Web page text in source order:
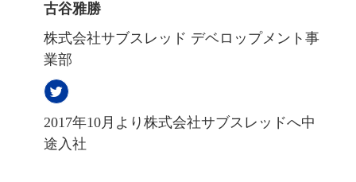
古谷雅勝
株式会社サブスレッド デベロップメント事
業部
2017年10月より株式会社サブスレッドへ中
途入社